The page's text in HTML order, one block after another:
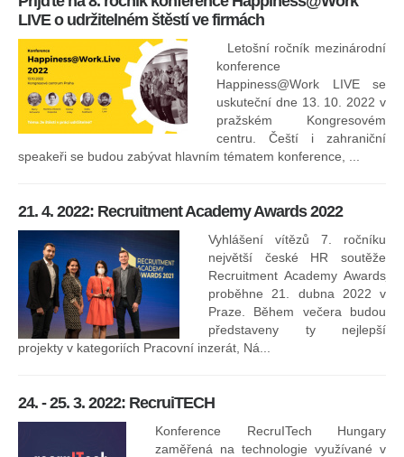
LIVE o udržitelném štěstí ve firmách
Letošní ročník mezinárodní
konference
Happiness@Work LIVE se
uskuteční dne 13. 10. 2022 v
pražském Kongresovém
centru. Čeští i zahraniční
speakeři se budou zabývat hlavním tématem konference, ...
21. 4. 2022: Recruitment Academy Awards 2022
Vyhlášení vítězů 7. ročníku
největší české HR soutěže
Recruitment Academy Awards
proběhne 21. dubna 2022 v
Praze. Během večera budou
představeny ty nejlepší
projekty v kategoriích Pracovní inzerát, Ná...
24. - 25. 3. 2022: RecruiTECH
Konference RecruITech Hungary
zaměřená na technologie využívané v